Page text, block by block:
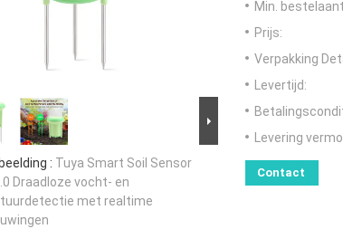
: Tuya Smart Soil Sensor
Draadloze vocht- en
met realtime
Min.
Prijs:
Verpakking
Levertijd:
Levering
Contact